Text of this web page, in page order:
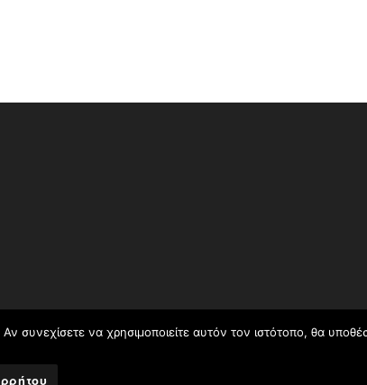
συνεχίσετε να χρησιμοποιείτε αυτόν τον ιστότοπο, θα